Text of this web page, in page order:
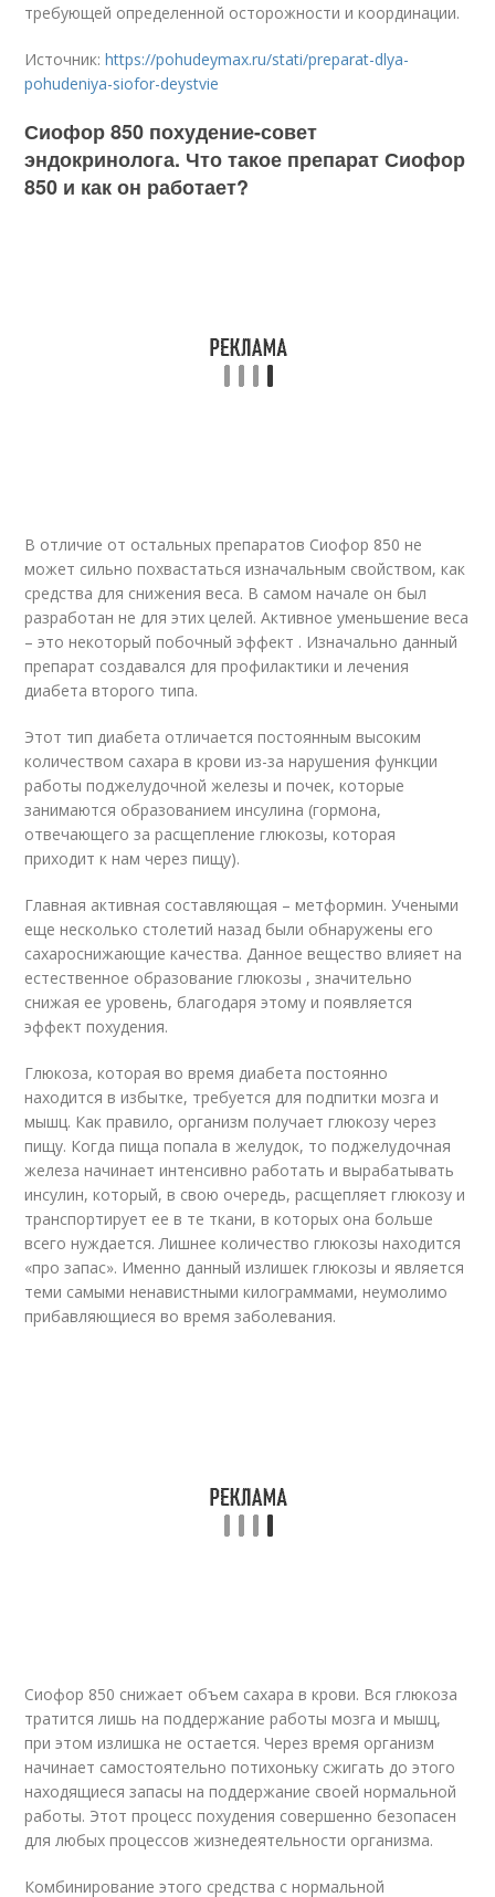
требующей определенной осторожности и координации.
Источник:https://pohudeymax.ru/stati/preparat-dlya-
pohudeniya-siofor-deystvie
Сиофор 850 похудение-совет
эндокринолога. Что такое препарат Сиофор
850 и как он работает?
В отличие от остальных препаратов Сиофор 850 не
может сильно похвастаться изначальным свойством, как
средства для снижения веса. В самом начале он был
разработан не для этих целей. Активное уменьшение веса
– это некоторый побочный эффект . Изначально данный
препарат создавался для профилактики и лечения
диабета второго типа.
Этот тип диабета отличается постоянным высоким
количеством сахара в крови из-за нарушения функции
работы поджелудочной железы и почек, которые
занимаются образованием инсулина (гормона,
отвечающего за расщепление глюкозы, которая
приходит к нам через пищу).
Главная активная составляющая – метформин. Учеными
еще несколько столетий назад были обнаружены его
сахароснижающие качества. Данное вещество влияет на
естественное образование глюкозы , значительно
снижая ее уровень, благодаря этому и появляется
эффект похудения.
Глюкоза, которая во время диабета постоянно
находится в избытке, требуется для подпитки мозга и
мышц. Как правило, организм получает глюкозу через
пищу. Когда пища попала в желудок, то поджелудочная
железа начинает интенсивно работать и вырабатывать
инсулин, который, в свою очередь, расщепляет глюкозу и
транспортирует ее в те ткани, в которых она больше
всего нуждается. Лишнее количество глюкозы находится
«про запас». Именно данный излишек глюкозы и является
теми самыми ненавистными килограммами, неумолимо
прибавляющиеся во время заболевания.
Сиофор 850 снижает объем сахара в крови. Вся глюкоза
тратится лишь на поддержание работы мозга и мышц,
при этом излишка не остается. Через время организм
начинает самостоятельно потихоньку сжигать до этого
находящиеся запасы на поддержание своей нормальной
работы. Этот процесс похудения совершенно безопасен
для любых процессов жизнедеятельности организма.
Комбинирование этого средства с нормальной